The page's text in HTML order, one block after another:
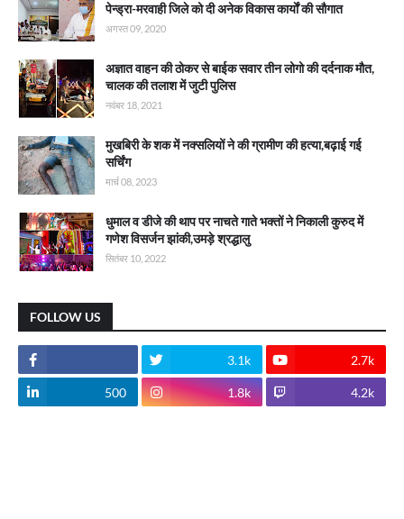
पेन्ड्रा-मरवाही जिले को दी अनेक विकास कार्याें की सौगात
अगस्त 09, 2020
अज्ञात वाहन की ठोकर से बाईक सवार तीन लोगो की दर्दनाक मौत,
चालक की तलाश में जुटी पुलिस
नवंबर 18, 2021
मुखबिरी के शक में नक्सलियों ने की ग्रामीण की हत्या,बढ़ाई गई
सर्चिंग
मार्च 08, 2023
धुमाल व डीजे की थाप पर नाचते गाते भक्तों ने निकाली कुरुद में
गणेश विसर्जन झांकी,उमड़े श्रद्धालु
सितंबर 10, 2022
FOLLOW US
3.1k 2.7k
500 1.8k 4.2k